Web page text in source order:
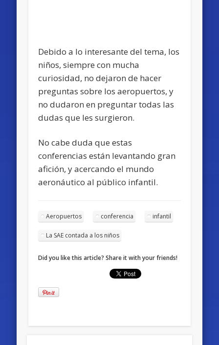
Debido a lo interesante del tema, los
niños, siempre con mucha
curiosidad, no dejaron de hacer
preguntas sobre los aeropuertos, y
no dudaron en preguntar todas las
dudas que les surgieron.
No cabe duda que estas
conferencias están levantando gran
afición, y acercando el mundo
aeronáutico al público infantil.
Aeropuertos conferencia infantil
La SAE contada a los niños
Did you like this article? Share it with your friends!